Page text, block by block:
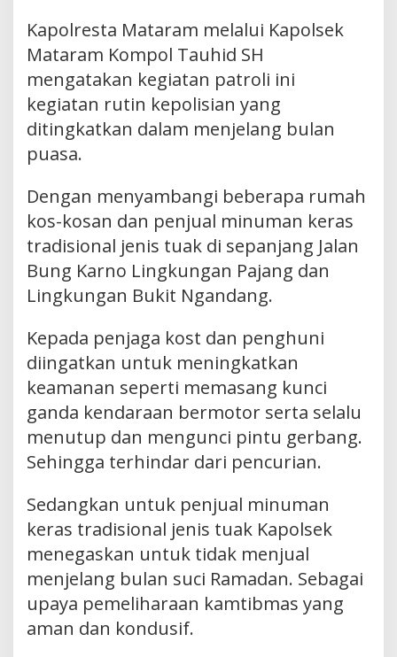
Kapolresta Mataram melalui Kapolsek
Mataram Kompol Tauhid SH
mengatakan kegiatan patroli ini
kegiatan rutin kepolisian yang
ditingkatkan dalam menjelang bulan
puasa.
Dengan menyambangi beberapa rumah
kos-kosan dan penjual minuman keras
tradisional jenis tuak di sepanjang Jalan
Bung Karno Lingkungan Pajang dan
Lingkungan Bukit Ngandang.
Kepada penjaga kost dan penghuni
diingatkan untuk meningkatkan
keamanan seperti memasang kunci
ganda kendaraan bermotor serta selalu
menutup dan mengunci pintu gerbang.
Sehingga terhindar dari pencurian.
Sedangkan untuk penjual minuman
keras tradisional jenis tuak Kapolsek
menegaskan untuk tidak menjual
menjelang bulan suci Ramadan. Sebagai
upaya pemeliharaan kamtibmas yang
aman dan kondusif.